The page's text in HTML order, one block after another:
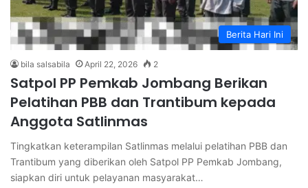
Berita Hari Ini
bila salsabila April 22, 2026 2
Satpol PP Pemkab Jombang Berikan
Pelatihan PBB dan Trantibum kepada
Anggota Satlinmas
Tingkatkan keterampilan Satlinmas melalui pelatihan PBB dan
Trantibum yang diberikan oleh Satpol PP Pemkab Jombang,
siapkan diri untuk pelayanan masyarakat…